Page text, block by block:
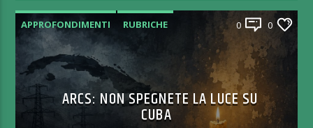
APPROFONDIMENTI RUBRICHE 0 0
ARCS: NON SPEGNETE LA LUCE SU
CUBA